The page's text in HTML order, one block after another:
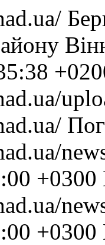
+0300
+0300